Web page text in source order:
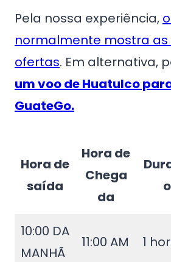
Pela nossa experiência,
normalmente mostra as
ofertas. Em alternativa,
um voo de Huatulco
GuateGo.
Hora de
saída
Hora de
Chega
da
o
10:00 DA
MANHÃ
11:00 AM 1